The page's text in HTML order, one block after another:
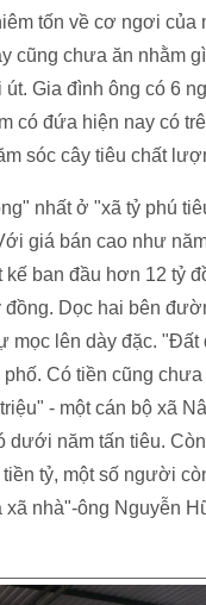
tốn về cơ ngơi
cũng chưa ăn nhằm
Gia đình ông có 6
có đứa hiện nay có
sóc cây tiêu chất
nhất ở "xã tỷ phú
giá bán cao như
ban đầu hơn 12 tỷ
Dọc hai bên
mọc lên dày đặc.
Có tiền cũng
- một cán bộ xã
dưới năm tấn tiêu.
tỷ, một số người
nhà"-ông Nguyễn